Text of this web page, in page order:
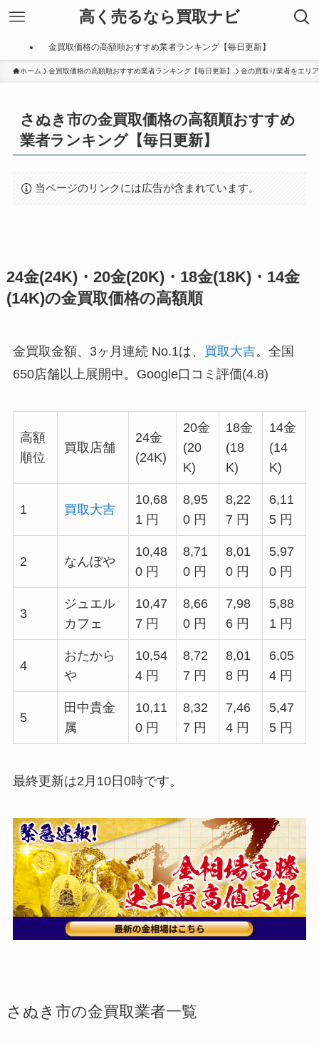
高く売るなら買取ナビ
金買取価格の高額順おすすめ業者ランキング【毎日更新】
ホーム 金買取価格の高額順おすすめ業者ランキング【毎日更新】 金の買取り業者をエリ
さぬき市の金買取価格の高額順おすすめ
業者ランキング【毎日更新】
当ページのリンクには広告が含まれています。
24金(24K)・20金(20K)・18金(18K)・14金
(14K)の金買取価格の高額順
金買取金額、3ヶ月連続 No.1は、 買取大吉。全国
650店舗以上展開中。Google口コミ評価(4.8)
高額
順位
買取店舗
24金
(24K)
20金
(20
K)
18金
(18
K)
14金
(14
K)
1 買取大吉
10,68
1 円
8,95
0 円
8,22
7 円
6,11
5 円
2 なんぼや
10,48
0 円
8,71
0 円
8,01
0 円
5,97
0 円
3
ジュエル
カフェ
10,47
7 円
8,66
0 円
7,98
6 円
5,88
1 円
4
おたから
や
10,54
4 円
8,72
7 円
8,01
8 円
6,05
4 円
5
田中貴金
属
10,11
0 円
8,32
7 円
7,46
4 円
5,47
5 円
最終更新は2月10日0時です。
さぬき市の金買取業者一覧